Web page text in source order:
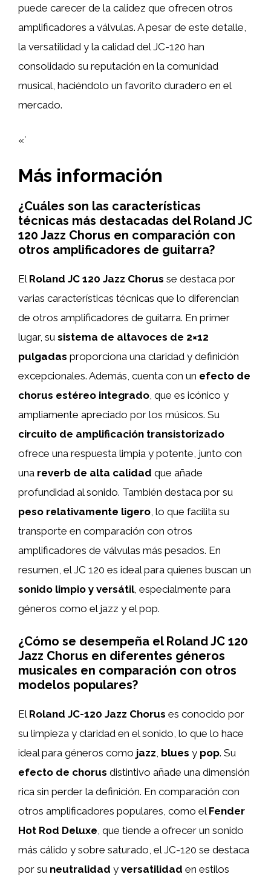
puede carecer de la calidez que ofrecen otros
amplificadores a válvulas. A pesar de este detalle,
la versatilidad y la calidad del JC-120 han
consolidado su reputación en la comunidad
musical, haciéndolo un favorito duradero en el
mercado.
«`
Más información
¿Cuáles son las características
técnicas más destacadas del Roland JC
120 Jazz Chorus en comparación con
otros amplificadores de guitarra?
El Roland JC 120 Jazz Chorus se destaca por
varias características técnicas que lo diferencian
de otros amplificadores de guitarra. En primer
lugar, su sistema de altavoces de 2×12
pulgadas proporciona una claridad y definición
excepcionales. Además, cuenta con un efecto de
chorus estéreo integrado, que es icónico y
ampliamente apreciado por los músicos. Su
circuito de amplificación transistorizado
ofrece una respuesta limpia y potente, junto con
una reverb de alta calidad que añade
profundidad al sonido. También destaca por su
peso relativamente ligero, lo que facilita su
transporte en comparación con otros
amplificadores de válvulas más pesados. En
resumen, el JC 120 es ideal para quienes buscan un
sonido limpio y versátil, especialmente para
géneros como el jazz y el pop.
¿Cómo se desempeña el Roland JC 120
Jazz Chorus en diferentes géneros
musicales en comparación con otros
modelos populares?
El Roland JC-120 Jazz Chorus es conocido por
su limpieza y claridad en el sonido, lo que lo hace
ideal para géneros como jazz blues y pop. Su
efecto de chorus distintivo añade una dimensión
rica sin perder la definición. En comparación con
otros amplificadores populares, como el Fender
Hot Rod Deluxe , que tiende a ofrecer un sonido
más cálido y sobre saturado, el JC-120 se destaca
por su neutralidad y versatilidad en estilos